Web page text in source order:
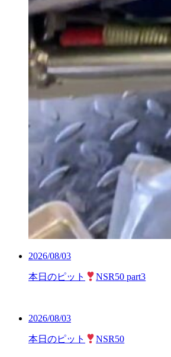
2026/08/03
本日のピット NSR50 part3
2026/08/03
本日のピット NSR50